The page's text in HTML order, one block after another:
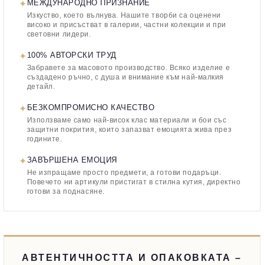
✦ МЕЖДУНАРОДНО ПРИЗНАНИЕ
Изкуство, което вълнува. Нашите творби са оценени
високо и присъстват в галерии, частни колекции и при
световни лидери.
✦ 100% АВТОРСКИ ТРУД
Забравете за масовото производство. Всяко изделие е
създадено ръчно, с душа и внимание към най-малкия
детайл.
✦ БЕЗКОМПРОМИСНО КАЧЕСТВО
Използваме само най-висок клас материали и бои със
защитни покрития, които запазват емоцията жива през
годините.
✦ЗАВЪРШЕНА ЕМОЦИЯ
Не изпращаме просто предмети, а готови подаръци.
Повечето ни артикули пристигат в стилна кутия, директно
готови за поднасяне.
АВТЕНТИЧНОСТТА И ОПАКОВКАТА –